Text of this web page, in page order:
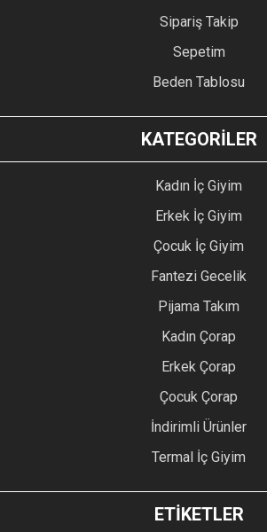
Sipariş Takip
Sepetim
Beden Tablosu
KATEGORİLER
Kadın İç Giyim
Erkek İç Giyim
Çocuk İç Giyim
Fantezi Gecelik
Pijama Takım
Kadın Çorap
Erkek Çorap
Çocuk Çorap
İndirimli Ürünler
Termal İç Giyim
ETİKETLER